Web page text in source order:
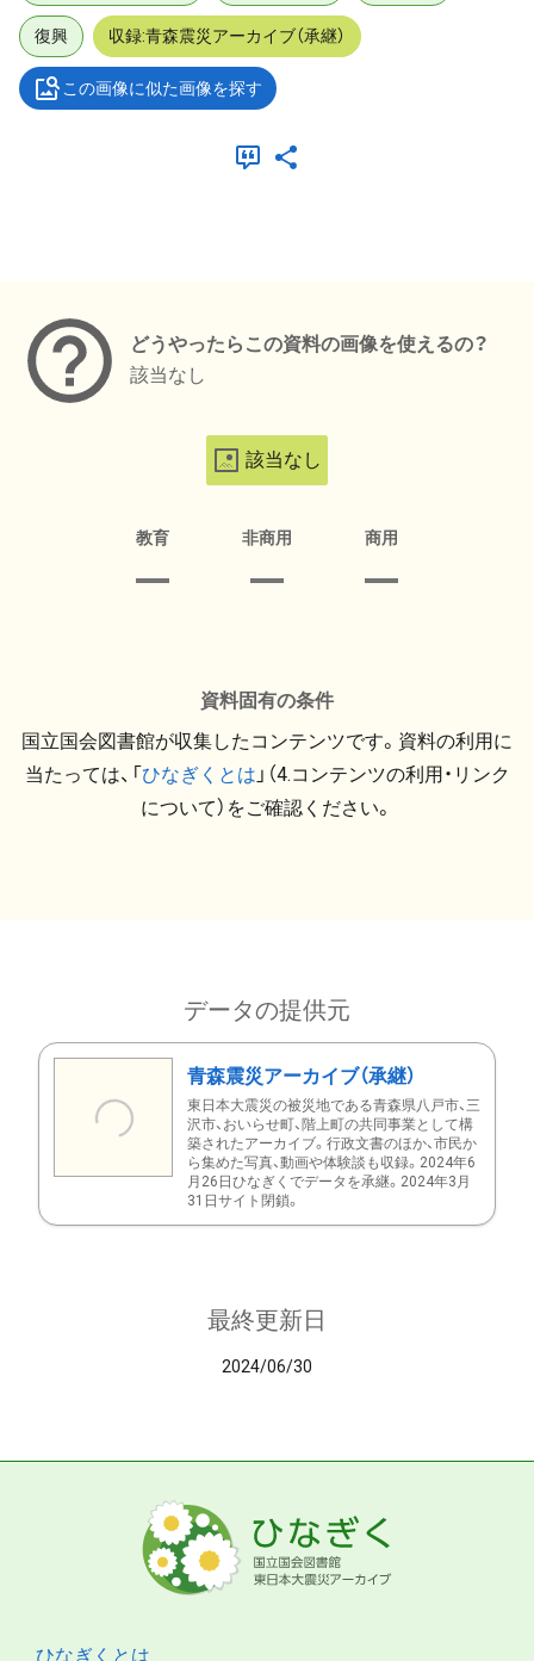
復興 収録:青森震災アーカイブ（承継）
この画像に似た画像を探す
どうやったらこの資料の画像を使えるの？
該当なし
該当なし
教育 非商用 商用
資料固有の条件
国立国会図書館が収集したコンテンツです。資料の利用に
当たっては、「ひなぎくとは 」（4.コンテンツの利用・リンク
について）をご確認ください。
データの提供元
青森震災アーカイブ（承継）
東日本大震災の被災地である青森県八戸市、三
沢市、おいらせ町、階上町の共同事業として構
築されたアーカイブ。行政文書のほか、市民か
ら集めた写真、動画や体験談も収録。2024年6
月26日ひなぎくでデータを承継。2024年3月
31日サイト閉鎖。
最終更新日
2024/06/30
ひなぎくとは